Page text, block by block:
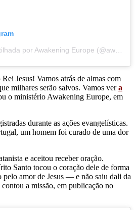
Jesus! Vamos atrás de almas com
milhares serão salvos. Vamos vera
o ministério Awakening Europe, em
durante as ações evangelísticas.
um homem foi curado de uma dor
e aceitou receber oração.
Santo tocou o coração dele de forma
pelo amor de Jesus — e não saiu dali da
a missão, em publicação no